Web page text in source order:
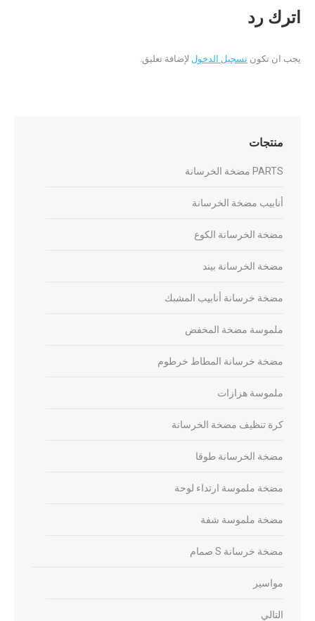
اترك رد
يجب ان تكون تسجيل الدخول لإضافة تعليق.
منتجات
PARTS مضخة الخرسانة
أنابيب مضخة الخرسانة
مضخة الخرسانة الكوع
مضخة الخرسانة بيند
مضخة خرسانة أنابيب المشبك
ملموسة مضخة المخفض
مضخة خرسانة المطاط خرطوم
ملموسة هزازات
كرة تنظيف مضخة الخرسانة
مضخة الخرسانة طوقا
مضخة ملموسة ارتداء لوحة
مضخة ملموسة شفة
مضخة خرسانة S صمام
مواسير
التالي